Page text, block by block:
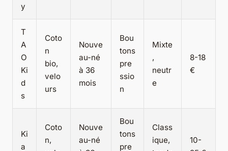
y
T
A
O
Ki
d
s
Coto
n
bio,
velo
urs
Nouve
au-né
à 36
mois
Bou
tons
pre
ssio
n
Mixte
,
neutr
e
8-18
€
Ki
a
Coto
n,
Nouve
au-né
Bou
tons
pre
Class
ique,
10-